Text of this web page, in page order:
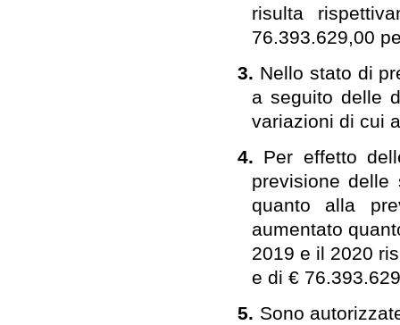
risulta
76.393.629,00
3. Nello stato di
a seguito delle
variazioni di cui
4. Per effetto
previsione delle
quanto alla
aumentato
2019 e il 2020
e di €
5. Sono